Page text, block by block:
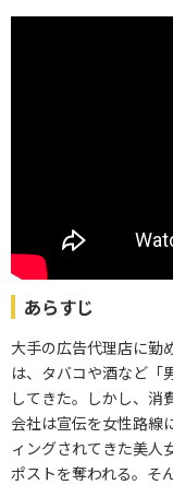
あらすじ
大手の広告代理店に勤
は、タバコや酒など「
してきた。しかし、消
会社は宣伝を女性路線
ィングされてきた美人
ポストを奪われる。そ